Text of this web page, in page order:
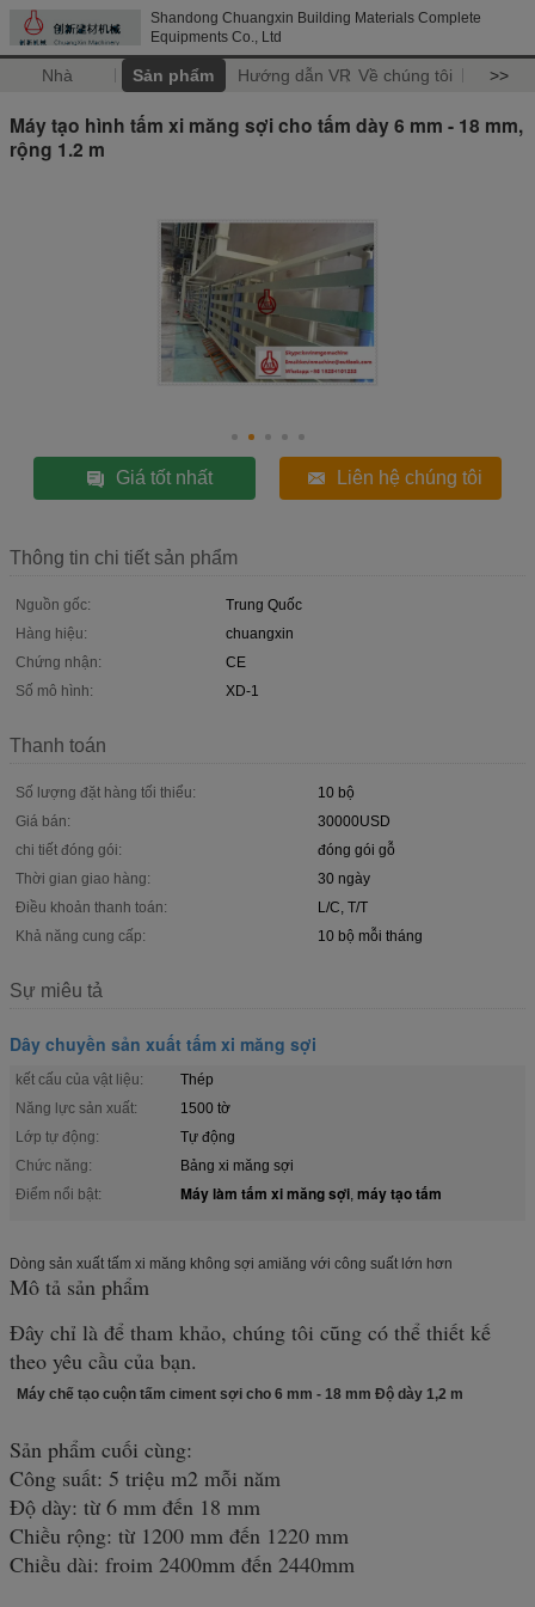
Shandong Chuangxin Building Materials Complete
Equipments Co., Ltd
Nhà Sản phẩm Hướng dẫn VR Về chúng tôi >>
Máy tạo hình tấm xi măng sợi cho tấm dày 6 mm - 18 mm,
rộng 1.2 m
Giá tốt nhất Liên hệ chúng tôi
Thông tin chi tiết sản phẩm
Nguồn gốc:
Trung Quốc
Hàng hiệu:
chuangxin
Chứng nhận:
CE
Số mô hình:
XD-1
Thanh toán
Số lượng đặt hàng tối thiểu:
10 bộ
Giá bán:
30000USD
chi tiết đóng gói:
đóng gói gỗ
Thời gian giao hàng:
30 ngày
Điều khoản thanh toán:
L/C, T/T
Khả năng cung cấp:
10 bộ mỗi tháng
Sự miêu tả
Dây chuyền sản xuất tấm xi măng sợi
kết cấu của vật liệu:
Thép
Năng lực sản xuất:
1500 tờ
Lớp tự động:
Tự động
Chức năng:
Bảng xi măng sợi
Điểm nổi bật:
Máy làm tấm xi măng sợi, máy tạo tấm
Dòng sản xuất tấm xi măng không sợi amiăng với công suất lớn hơn
Mô tả sản phẩm
Đây chỉ là để tham khảo, chúng tôi cũng có thể thiết kế
theo yêu cầu của bạn.
Máy chế tạo cuộn tấm ciment sợi cho 6 mm - 18 mm Độ dày 1,2 m
Sản phẩm cuối cùng:
Công suất: 5 triệu m2 mỗi năm
Độ dày: từ 6 mm đến 18 mm
Chiều rộng: từ 1200 mm đến 1220 mm
Chiều dài: froim 2400mm đến 2440mm